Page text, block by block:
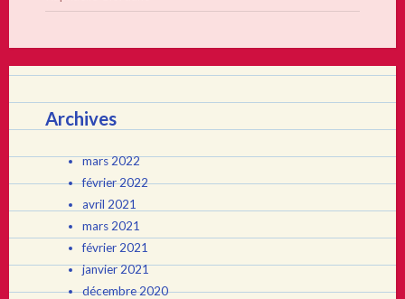
Archives
mars 2022
février 2022
avril 2021
mars 2021
février 2021
janvier 2021
décembre 2020